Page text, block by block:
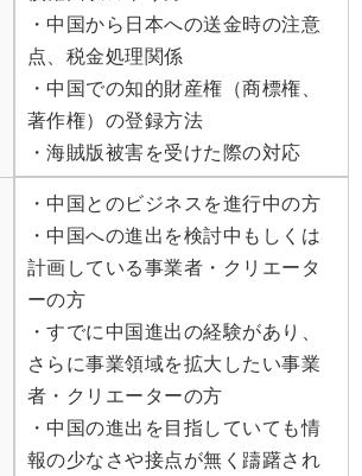
・中国から日本への送金時の注意
点、税金処理関係
・中国での知的財産権（商標権、
著作権）の登録方法
・海賊版被害を受けた際の対応
・中国とのビジネスを進行中の方
・中国への進出を検討中もしくは
計画している事業者・クリエータ
ーの方
・すでに中国進出の経験があり、
さらに事業領域を拡大したい事業
者・クリエーターの方
・中国の進出を目指していても情
報の少なさや接点が無く躊躇され